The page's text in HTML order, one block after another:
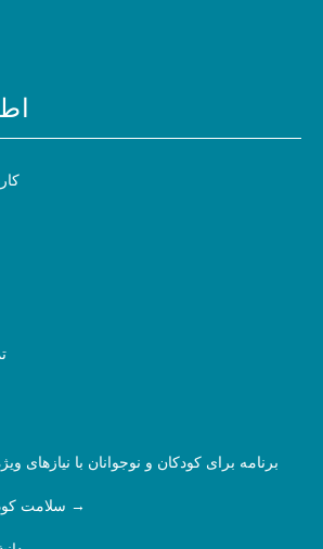
برنامه برای کودکان و نوجوانان با نیازهای
سلامت